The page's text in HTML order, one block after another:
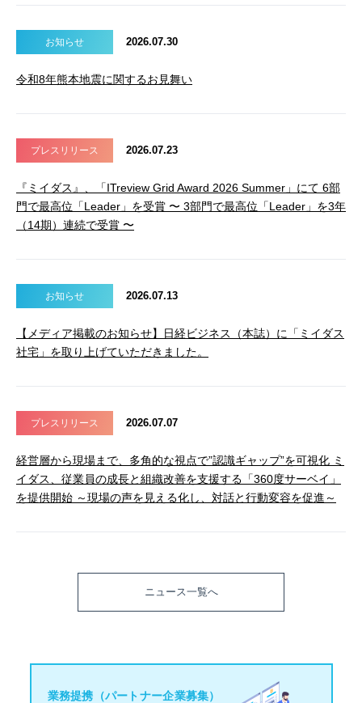
お知らせ 2026.07.30
令和8年熊本地震に関するお見舞い
プレスリリース 2026.07.23
『ミイダス』、「ITreview Grid Award 2026 Summer」にて 6部
門で最高位「Leader」を受賞 〜 3部門で最高位「Leader」を3年
（14期）連続で受賞 〜
お知らせ 2026.07.13
【メディア掲載のお知らせ】日経ビジネス（本誌）に「ミイダス
社宅」を取り上げていただきました。
プレスリリース 2026.07.07
経営層から現場まで、多角的な視点で”認識ギャップ”を可視化 ミ
イダス、従業員の成長と組織改善を支援する「360度サーベイ」
を提供開始 ～現場の声を見える化し、対話と行動変容を促進～
ニュース一覧へ
業務提携（パートナー企業募集）